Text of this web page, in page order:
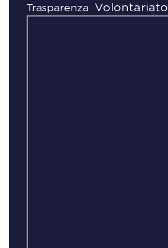
Trasparenza Volontariato